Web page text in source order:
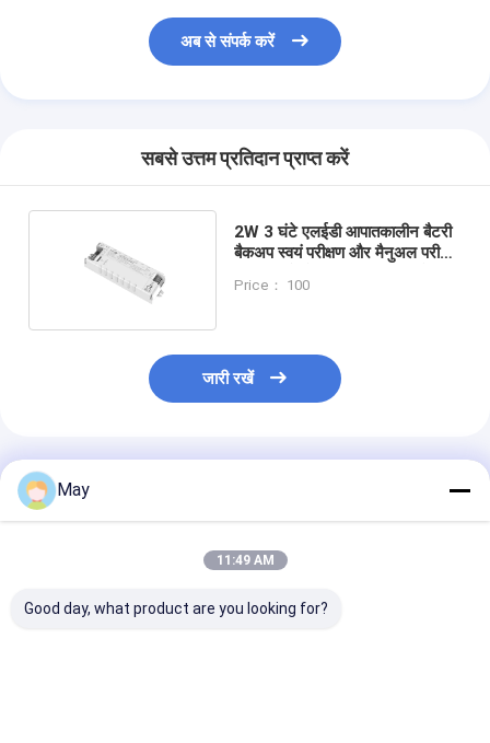
अब से संपर्क करें
सबसे उत्तम प्रतिदान प्राप्त करें
2W 3 घंटे एलईडी आपातकालीन बैटरी
बैकअप स्वयं परीक्षण और मैनुअल परीक्षण
के साथ निर्मित
Price： 100
जारी रखें
अनुशंसित उत्पाद
May
11:49 AM
Good day, what product are you looking for?